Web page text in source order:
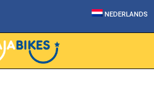
NEDERLANDS